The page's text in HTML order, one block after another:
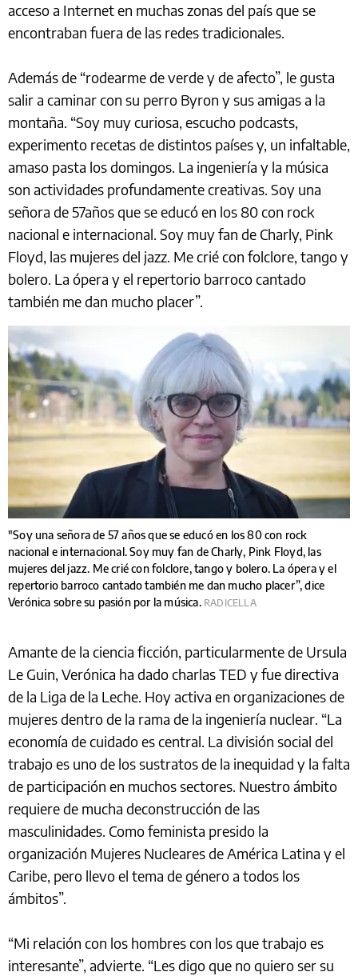
acceso a Internet en muchas zonas del país que se
encontraban fuera de las redes tradicionales.
Además de “rodearme de verde y de afecto”, le gusta
salir a caminar con su perro Byron y sus amigas a la
montaña. “Soy muy curiosa, escucho podcasts,
experimento recetas de distintos países y, un infaltable,
amaso pasta los domingos. La ingeniería y la música
son actividades profundamente creativas. Soy una
señora de 57años que se educó en los 80 con rock
nacional e internacional. Soy muy fan de Charly, Pink
Floyd, las mujeres del jazz. Me crié con folclore, tango y
bolero. La ópera y el repertorio barroco cantado
también me dan mucho placer”.
"Soy una señora de 57 años que se educó en los 80 con rock
nacional e internacional. Soy muy fan de Charly, Pink Floyd, las
mujeres del jazz. Me crié con folclore, tango y bolero. La ópera y el
repertorio barroco cantado también me dan mucho placer”, dice
Verónica sobre su pasión por la música. RADICELLA
Amante de la ciencia ficción, particularmente de Ursula
Le Guin, Verónica ha dado charlas TED y fue directiva
de la Liga de la Leche. Hoy activa en organizaciones de
mujeres dentro de la rama de la ingeniería nuclear. “La
economía de cuidado es central. La división social del
trabajo es uno de los sustratos de la inequidad y la falta
de participación en muchos sectores. Nuestro ámbito
requiere de mucha deconstrucción de las
masculinidades. Como feminista presido la
organización Mujeres Nucleares de América Latina y el
Caribe, pero llevo el tema de género a todos los
ámbitos”.
“Mi relación con los hombres con los que trabajo es
interesante”, advierte. “Les digo que no quiero ser su